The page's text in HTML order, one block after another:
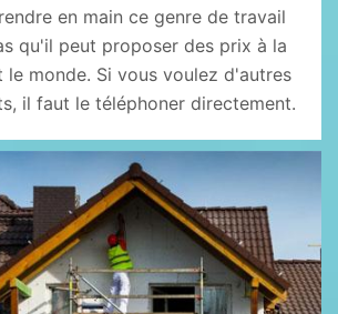
en main ce genre de travail
qu'il peut proposer des prix à la
monde. Si vous voulez d'autres
il faut le téléphoner directement.